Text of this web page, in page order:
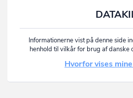
Informationerne vist på denne side
henhold til vilkår for brug af
Hvorfor vises